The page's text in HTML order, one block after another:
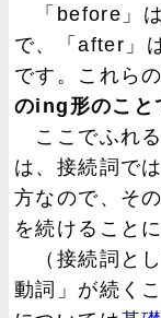
「before」は
で、「after」
です。これら
のing形のこと
ここでふれ
は、接続詞で
方なので、そ
を続けること
（接続詞とし
動詞」が続く